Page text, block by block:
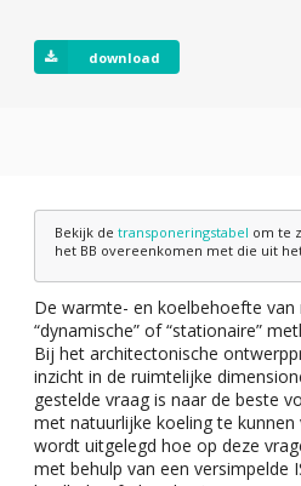
download
Bekijk de transponeringstabel om te
het BB overeenkomen met die uit
De warmte- en koelbehoefte
“dynamische” of “stationaire”
Bij het architectonische
inzicht in de ruimtelijke
gestelde vraag is naar de beste
met natuurlijke koeling te
wordt uitgelegd hoe op deze
met behulp van een versimpelde